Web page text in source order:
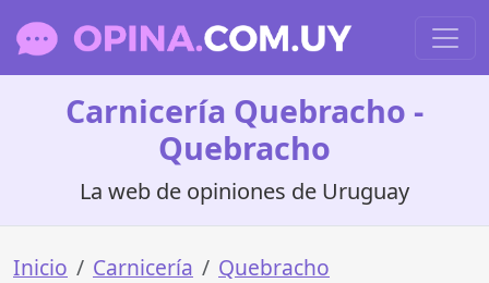
Carnicería Quebracho -
Quebracho
La web de opiniones de Uruguay
Inicio Carnicería Quebracho